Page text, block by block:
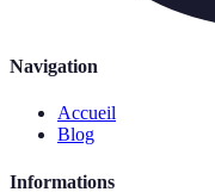
Navigation
Accueil
Blog
Informations